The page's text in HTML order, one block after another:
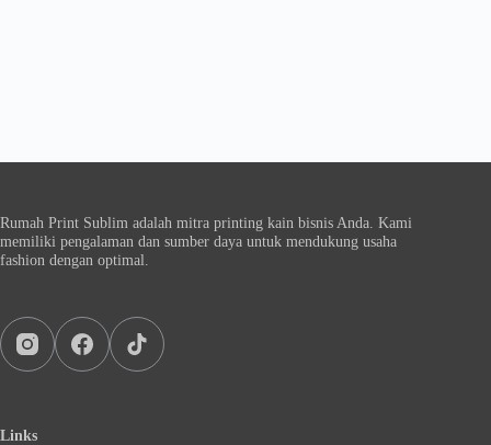
Rumah Print Sublim adalah mitra printing kain bisnis Anda. Kami
memiliki pengalaman dan sumber daya untuk mendukung usaha
fashion dengan optimal.
Links